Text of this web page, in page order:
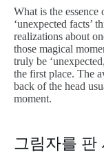
What is the
‘unexpected facts’
realizations about
those magical
truly be
the first place. The
back of the head
moment.
그림자를 판